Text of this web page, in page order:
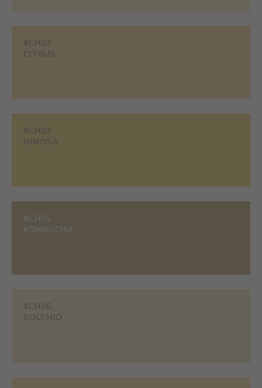
#CH02
CITRUS
#CH03
MIMOSA
#CH05
KOMBUCHA
#CH06
SOLEMIO